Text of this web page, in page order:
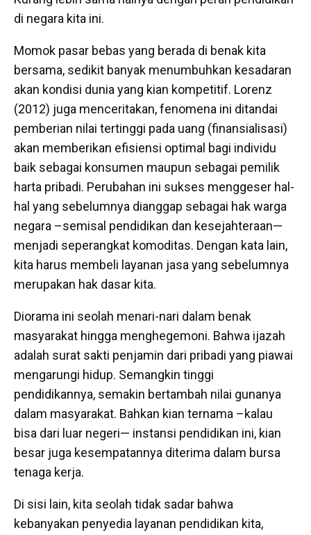
di negara kita ini.
Momok pasar bebas yang berada di benak kita
bersama, sedikit banyak menumbuhkan kesadaran
akan kondisi dunia yang kian kompetitif. Lorenz
(2012) juga menceritakan, fenomena ini ditandai
pemberian nilai tertinggi pada uang (finansialisasi)
akan memberikan efisiensi optimal bagi individu
baik sebagai konsumen maupun sebagai pemilik
harta pribadi. Perubahan ini sukses menggeser hal-
hal yang sebelumnya dianggap sebagai hak warga
negara –semisal pendidikan dan kesejahteraan—
menjadi seperangkat komoditas. Dengan kata lain,
kita harus membeli layanan jasa yang sebelumnya
merupakan hak dasar kita.
Diorama ini seolah menari-nari dalam benak
masyarakat hingga menghegemoni. Bahwa ijazah
adalah surat sakti penjamin dari pribadi yang piawai
mengarungi hidup. Semangkin tinggi
pendidikannya, semakin bertambah nilai gunanya
dalam masyarakat. Bahkan kian ternama –kalau
bisa dari luar negeri— instansi pendidikan ini, kian
besar juga kesempatannya diterima dalam bursa
tenaga kerja.
Di sisi lain, kita seolah tidak sadar bahwa
kebanyakan penyedia layanan pendidikan kita,